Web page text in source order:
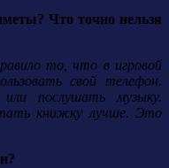
Что точно нельзя
то, что в игровой
свой телефон.
послушать музыку.
книжку лучше. Это